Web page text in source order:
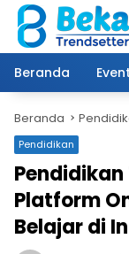
Langsung
konten
Beranda
Event
Beranda
Pendidikan
Platform
Belajar di